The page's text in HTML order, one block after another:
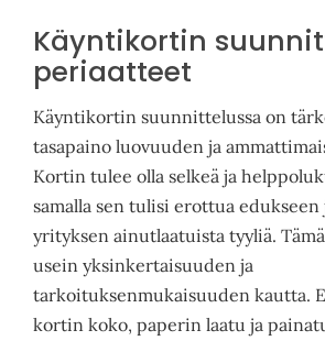
Käyntikortin
periaatteet
Käyntikortin suunnittelussa on
tasapaino luovuuden ja
Kortin tulee olla selkeä ja
samalla sen tulisi erottua edukseen
yrityksen ainutlaatuista tyyliä.
usein yksinkertaisuuden ja
tarkoituksenmukaisuuden kautta.
kortin koko, paperin laatu ja